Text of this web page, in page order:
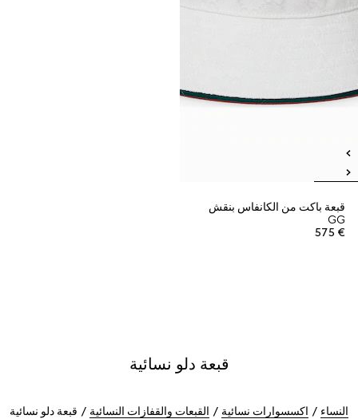
قبعة باكت من الكانفاس بنقش
GG
€ 575
قبعة دلو نسائية
النساء اكسسوارات نسائية القبعات والقفازات النسائية قبعة دلو نسائية